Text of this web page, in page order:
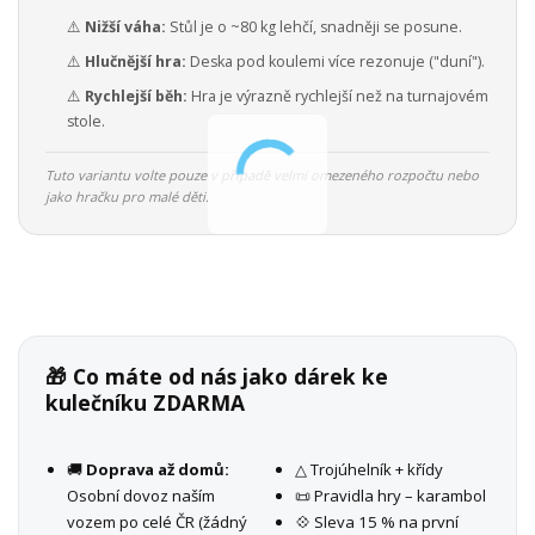
⚠️ Nižší váha: Stůl je o ~80 kg lehčí, snadněji se posune.
⚠️ Hlučnější hra: Deska pod koulemi více rezonuje ("duní").
⚠️ Rychlejší běh: Hra je výrazně rychlejší než na turnajovém
stole.
Tuto variantu volte pouze v případě velmi omezeného rozpočtu nebo
jako hračku pro malé děti.
🎁 Co máte od nás jako dárek ke
kulečníku ZDARMA
🚚 Doprava až domů:
Osobní dovoz naším
vozem po celé ČR (žádný
△ Trojúhelník + křídy
📜 Pravidla hry – karambol
💠 Sleva 15 % na první